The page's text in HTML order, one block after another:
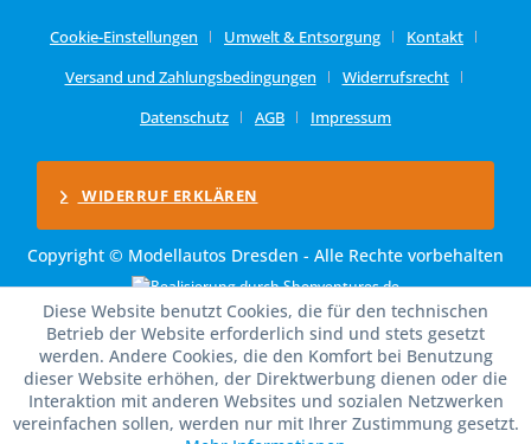
Cookie-Einstellungen Umwelt & Entsorgung
Kontakt
Versand und Zahlungsbedingungen
Widerrufsrecht
Datenschutz
AGB Impressum
WIDERRUF ERKLÄREN
Copyright © Modellautos Dresden - Alle Rechte vorbehalten
Diese Website benutzt Cookies, die für den technischen
Betrieb der Website erforderlich sind und stets gesetzt
werden. Andere Cookies, die den Komfort bei Benutzung
dieser Website erhöhen, der Direktwerbung dienen oder die
Interaktion mit anderen Websites und sozialen Netzwerken
vereinfachen sollen, werden nur mit Ihrer Zustimmung gesetzt.